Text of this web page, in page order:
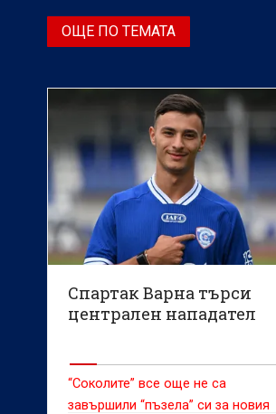
ОЩЕ ПО ТЕМАТА
Спартак Варна търси
централен нападател
“Соколите” все още не са
завършили “пъзела” си за новия